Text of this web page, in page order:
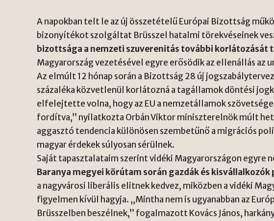
A napokban telt le az új összetételű Európai Bizottság
bizonyítékot szolgáltat Brüsszel hatalmi törekvéseinek
bizottsága a nemzeti szuverenitás további korlátozását
Magyarország vezetésével egyre erősödik az ellenállás az
Az elmúlt 12 hónap során a Bizottság 28 új
százaléka közvetlenül korlátozná a tagállamok döntési
elfelejtette volna, hogy az EU a nemzetállamok
fordítva,” nyilatkozta Orbán Viktor miniszterelnök múlt
aggasztó tendencia különösen szembetűnő a migrációs
magyar érdekek súlyosan sérülnek.
Saját tapasztalataim szerint vidéki Magyarországon egyre
Baranya megyei körútam során gazdák és kisvállalkozók
a nagyvárosi liberális elitnek kedvez, miközben a vidéki
figyelmen kívül hagyja. „Mintha nem is ugyanabban az
Brüsszelben beszélnek,” fogalmazott Kovács János,